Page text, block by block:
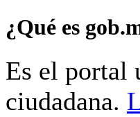
¿Qué es
Es el portal
ciudadana.